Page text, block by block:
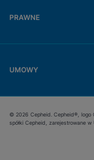
PRAWNE
UMOWY
© 2026 Cepheid. Cepheid®, logo
spółki Cepheid, zarejestrowane